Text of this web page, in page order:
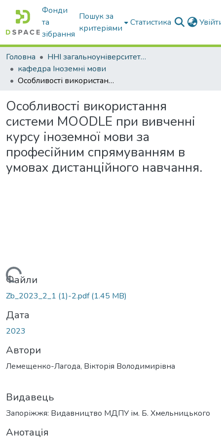
Фонди
та
зібрання
Пошук за
критеріями
Статистика
Головна
ННІ загальноуніверситетської підготовки
кафедра Іноземні мови
Особливості використання системи MOODLE при вивченні курсу іноземної мови за професійним спрямуванням в умовах дистанційного навчання.
Особливості використання
системи MOODLE при вивченні
курсу іноземної мови за
професійним спрямуванням в
умовах дистанційного навчання.
Файли
Zb_2023_2_1 (1)-2.pdf(1.45 MB)
Дата
2023
Автори
Лемещенко-Лагода, Вікторія Володимирівна
Видавець
Запоріжжя: Видавництво МДПУ ім. Б. Хмельницького
Анотація